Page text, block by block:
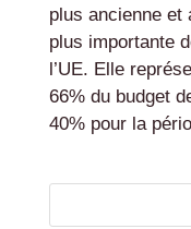
plus ancienne et
plus importante
l’UE. Elle
66% du budget
40% pour la